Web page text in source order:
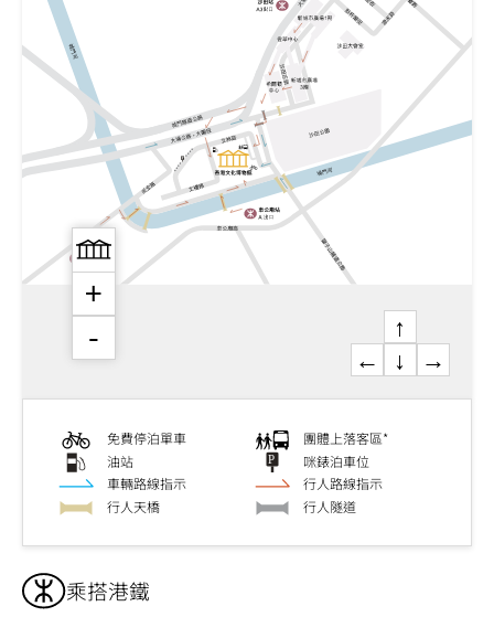
+
-
↑
←
→
↓
免費停泊單車
團體上落客區*
油站
咪錶泊車位
車輛路線指示
行人路線指示
行人天橋
行人隧道
乘搭港鐵